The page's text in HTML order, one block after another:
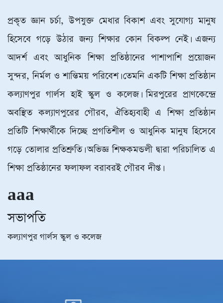
প্রকৃত জ্ঞান চর্চা, উপযুক্ত মেধার বিকাশ এবং সুযোগ্য মানুষ
হিসেবে গড়ে উঠার জন্য শিক্ষার কোন বিকল্প নেই। এজন্য
আদর্শ এবং আধুনিক শিক্ষা প্রতিষ্ঠানের পাশাপাশি প্রয়োজন
সুন্দর, নির্মল ও শান্তিময় পরিবেশ। তেমনি একটি শিক্ষা প্রতিষ্ঠান
কল্যাণপুর গার্লস হাই স্কুল ও কলেজ। মিরপুরের প্রাণকেন্দ্রে
অবস্থিত কল্যাণপুরের গৌরব, ঐতিহ্যবাহী এ শিক্ষা প্রতিষ্ঠান
প্রতিটি শিক্ষার্থীকে দিচ্ছে প্রগতিশীল ও আধুনিক মানুষ হিসেবে
গড়ে তোলার প্রতিশ্রুতি। অভিজ্ঞ শিক্ষকমন্ডলী দ্বারা পরিচালিত এ
শিক্ষা প্রতিষ্ঠানের ফলাফল বরাবরই গৌরব দীপ্ত।
aaa
সভাপতি
কল্যাণপুর গার্লস স্কুল ও কলেজ